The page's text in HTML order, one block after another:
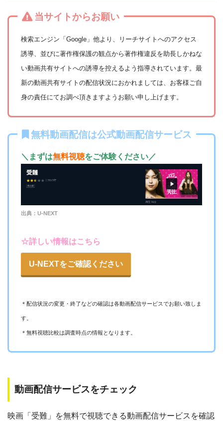
当サイトからお願い
検索エンジン「Google」他より、リーチサイトへのアクセス
誘導、並びに著作権保護の観点から著作権違反を助長しかねな
い動画共有サイトへの誘導を控えるよう指導されています。最
新の動画共有サイトの配信状況におかれましては、お客様ご自
身の責任にてお調べ頂きますようお願い申し上げます。
無料動画配信は公式動画配信サービス
＼まずは無料視聴をご体験ください／
出典：U-NEXT
☆詳しい情報はこちら
U-NEXTをご確認ください
＊配信状況の変更・終了などの確認は各動画配信サービスでお願い致しま
す。
＊無料視聴比較は調査時点の情報となります。
動画配信サービスをチェック
映画「受難」を無料で視聴できる動画配信サービスを確認